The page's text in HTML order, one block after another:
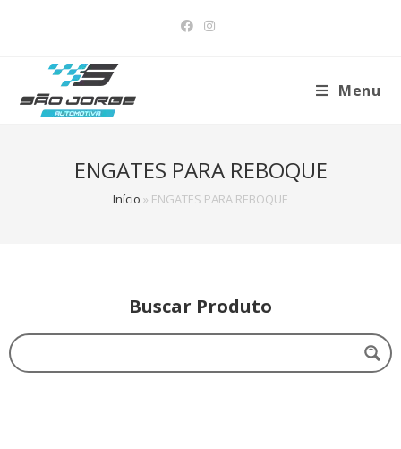
Menu
ENGATES PARA REBOQUE
Início » ENGATES PARA REBOQUE
Buscar Produto